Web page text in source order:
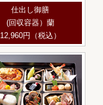
仕出し御膳
(回収容器）蘭
12,960円（税込）